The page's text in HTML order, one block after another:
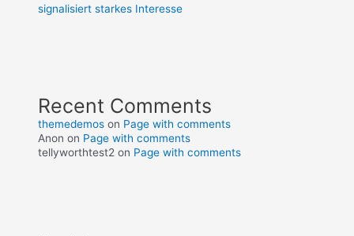
signalisiert starkes Interesse
Recent Comments
themedemos on Page with comments
Anon on Page with comments
tellyworthtest2 on Page with comments